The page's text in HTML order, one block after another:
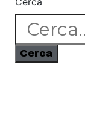
Cerca